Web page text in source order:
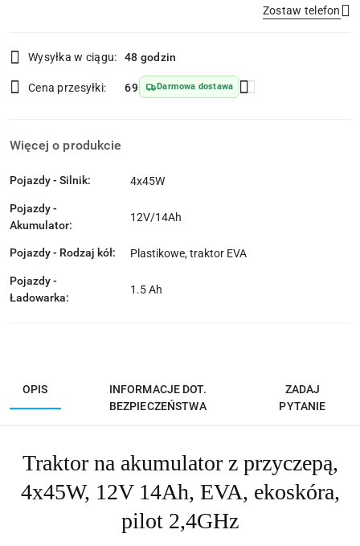
Zostaw telefon
Wyślij
i
dostawa
Wysyłka w ciągu: 48 godzin
Cena przesyłki: 69 Darmowa dostawa
Więcej o produkcie
Pojazdy - Silnik: 4x45W
Pojazdy -
Akumulator:
12V/14Ah
Pojazdy - Rodzaj kół: Plastikowe, traktor EVA
Pojazdy -
Ładowarka:
1.5 Ah
OPIS
INFORMACJE DOT.
BEZPIECZEŃSTWA
ZADAJ
PYTANIE
Traktor na akumulator z przyczepą,
4x45W, 12V 14Ah, EVA, ekoskóra,
pilot 2,4GHz